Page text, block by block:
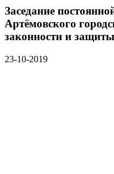
Заседание
Артёмовского
законности и
23-10-2019